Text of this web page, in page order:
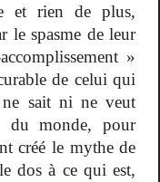
et rien de plus,
le spasme de leur
»
de celui qui
sait ni ne veut
du monde, pour
créé le mythe de
dos à ce qui est,